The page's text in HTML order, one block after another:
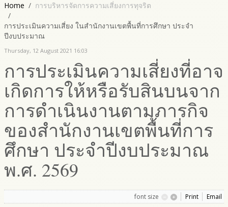
Home การบริหารจัดการความเสี่ยงการทุจริต
การประเมินความเสี่ยง ในสำนักงานเขตพื้นที่การศึกษา ประจำ
ปีงบประมาณ
Thursday, 12 August 2021 16:03
การประเมินความเสี่ยงที่อาจ
เกิดการให้หรือรับสินบนจาก
การดำเนินงานตามภารกิจ
ของสำนักงานเขตพื้นที่การ
ศึกษา ประจำปีงบประมาณ
พ.ศ. 2569
font size Print Email